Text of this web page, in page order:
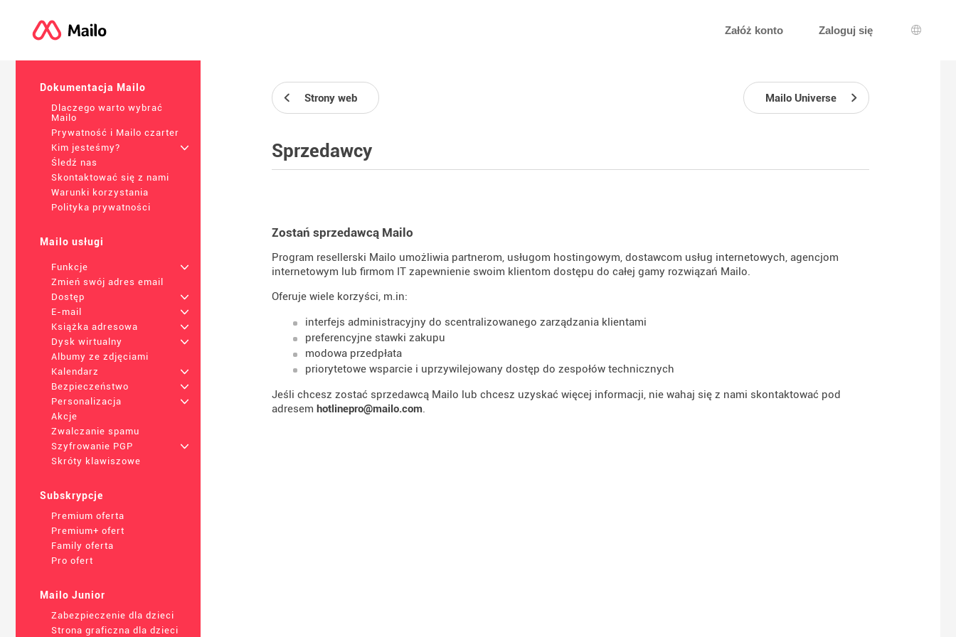
Załóż konto Zaloguj się
Wybór
Dokumentacja Mailo
Dlaczego warto wybrać
Mailo
Prywatność i Mailo czarter
Kim jesteśmy?
+
Śledź nas
Skontaktować się z nami
Warunki korzystania
Polityka prywatności
Mailo usługi
Funkcje
+
Zmień swój adres email
Dostęp
+
E-mail
+
Książka adresowa
+
Dysk wirtualny
+
Albumy ze zdjęciami
Kalendarz
+
Bezpieczeństwo
+
Personalizacja
+
Akcje
Zwalczanie spamu
Szyfrowanie PGP
+
Skróty klawiszowe
Subskrypcje
Premium oferta
Premium+ ofert
Family oferta
Pro ofert
Mailo Junior
Zabezpieczenie dla dzieci
Strona graficzna dla dzieci
Strony web Mailo Universe
Sprzedawcy
Zostań sprzedawcą Mailo
Program resellerski Mailo umożliwia partnerom, usługom hostingowym, dostawcom usług internetowych, agencjom
internetowym lub firmom IT zapewnienie swoim klientom dostępu do całej gamy rozwiązań Mailo.
Oferuje wiele korzyści, m.in:
interfejs administracyjny do scentralizowanego zarządzania klientami
preferencyjne stawki zakupu
modowa przedpłata
priorytetowe wsparcie i uprzywilejowany dostęp do zespołów technicznych
Jeśli chcesz zostać sprzedawcą Mailo lub chcesz uzyskać więcej informacji, nie wahaj się z nami skontaktować pod
adresem hotlinepro@mailo.com.